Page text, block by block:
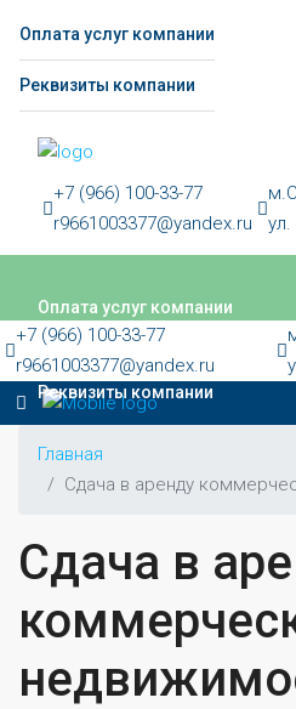
Оплата услуг компании
Реквизиты компании
+7 (966) 100-33-77
r9661003377@yandex.ru
Оплата услуг компании
Реквизиты компании
+7 (966) 100-33-77
r9661003377@yandex.ru
Главная
Сдача в аренду
Сдача в